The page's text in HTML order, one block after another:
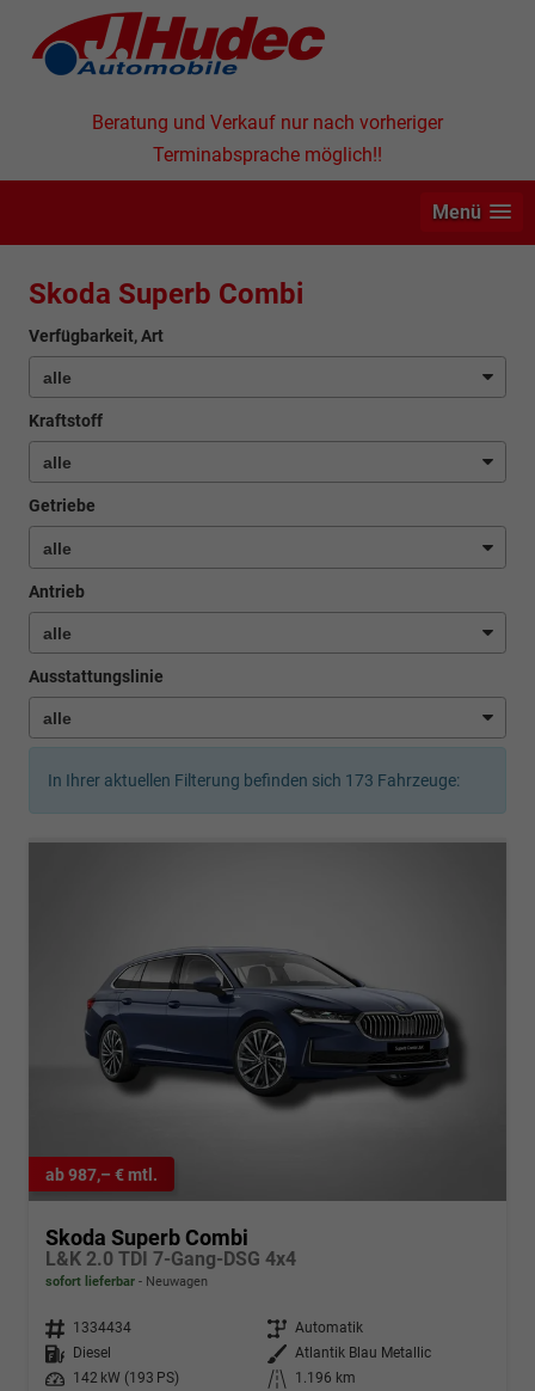
Beratung und Verkauf nur nach vorheriger
Terminabsprache möglich!!
Menü
Skoda Superb Combi
Verfügbarkeit, Art
Kraftstoff
Getriebe
Antrieb
Ausstattungslinie
In Ihrer aktuellen Filterung befinden sich 173 Fahrzeuge:
ab 987,– € mtl.
Skoda Superb Combi
L&K 2.0 TDI 7-Gang-DSG 4x4
sofort lieferbar Neuwagen
Fahrzeugnr. 1334434 Getriebe Automatik
Kraftstoff
Diesel Außenfarbe Atlantik Blau Metallic
Leistung
142 kW (193 PS) Kilometerstand
1.196 km